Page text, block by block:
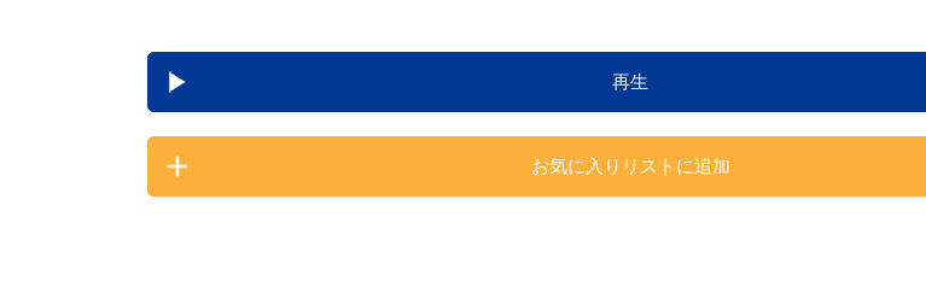
再生
お気に入りリストに追加